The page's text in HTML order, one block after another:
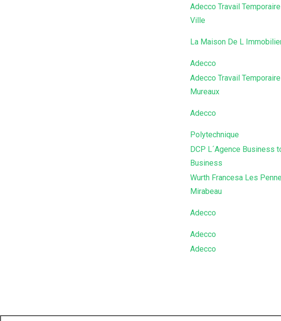
Adecco Travail
Ville
La Maison De L
Adecco
Adecco Travail
Mureaux
Adecco
Polytechnique
DCP L´Agence Business
Business
Wurth Francesa Les
Mirabeau
Adecco
Adecco
Adecco